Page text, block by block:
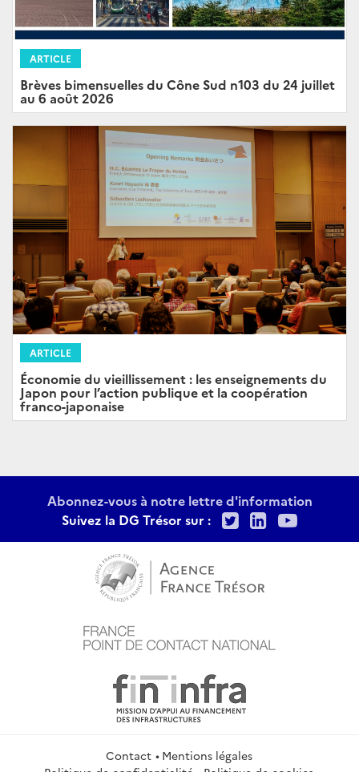
ARTICLE
Brèves bimensuelles du Cône Sud n103 du 24 juillet
au 6 août 2026
ARTICLE
Économie du vieillissement : les enseignements du
Japon pour l’action publique et la coopération
franco-japonaise
Abonnez-vous à notre lettre d'information
Suivez la DG Trésor sur :
TwitterLinkedIn
Contact
Mentions légales